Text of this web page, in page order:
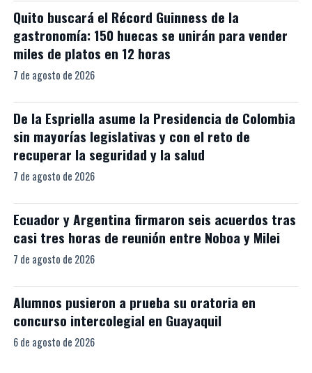
Quito buscará el Récord Guinness de la
gastronomía: 150 huecas se unirán para vender
miles de platos en 12 horas
7 de agosto de 2026
De la Espriella asume la Presidencia de Colombia
sin mayorías legislativas y con el reto de
recuperar la seguridad y la salud
7 de agosto de 2026
Ecuador y Argentina firmaron seis acuerdos tras
casi tres horas de reunión entre Noboa y Milei
7 de agosto de 2026
Alumnos pusieron a prueba su oratoria en
concurso intercolegial en Guayaquil
6 de agosto de 2026